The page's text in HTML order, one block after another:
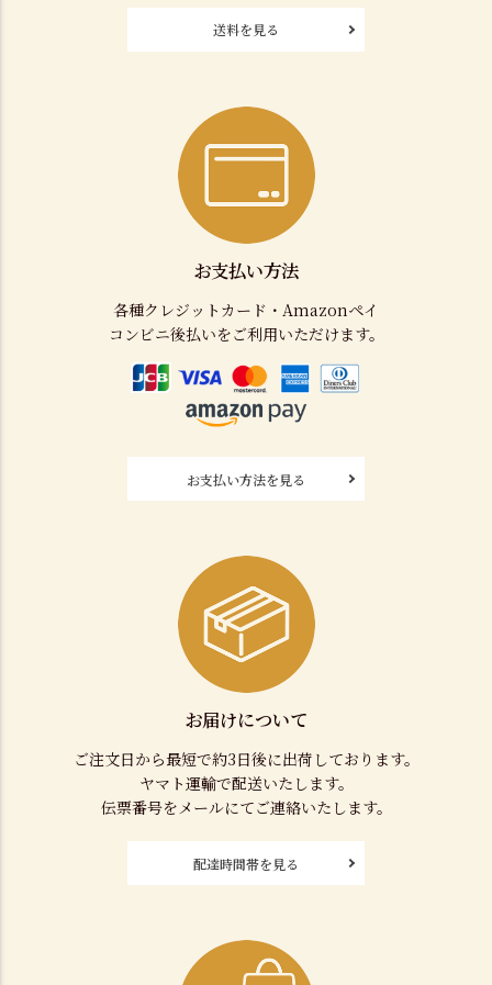
送料を見る
お支払い方法
各種クレジットカード・Amazonペイ
コンビニ後払いをご利用いただけます。
お支払い方法を見る
お届けについて
ご注文日から最短で約3日後に出荷しております。
ヤマト運輸で配送いたします。
伝票番号をメールにてご連絡いたします。
配達時間帯を見る